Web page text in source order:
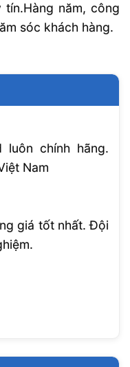
năm, công
sóc khách hàng.
luôn chính hãng.
Nam
giá tốt nhất. Đội